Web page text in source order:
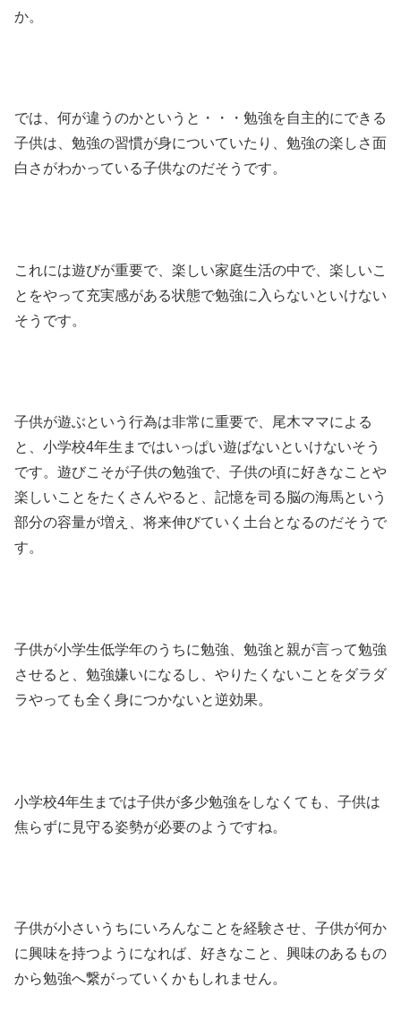
か。
では、何が違うのかというと・・・勉強を自主的にできる
子供は、勉強の習慣が身についていたり、勉強の楽しさ面
白さがわかっている子供なのだそうです。
これには遊びが重要で、楽しい家庭生活の中で、楽しいこ
とをやって充実感がある状態で勉強に入らないといけない
そうです。
子供が遊ぶという行為は非常に重要で、尾木ママによる
と、小学校4年生まではいっぱい遊ばないといけないそう
です。遊びこそが子供の勉強で、子供の頃に好きなことや
楽しいことをたくさんやると、記憶を司る脳の海馬という
部分の容量が増え、将来伸びていく土台となるのだそうで
す。
子供が小学生低学年のうちに勉強、勉強と親が言って勉強
させると、勉強嫌いになるし、やりたくないことをダラダ
ラやっても全く身につかないと逆効果。
小学校4年生までは子供が多少勉強をしなくても、子供は
焦らずに見守る姿勢が必要のようですね。
子供が小さいうちにいろんなことを経験させ、子供が何か
に興味を持つようになれば、好きなこと、興味のあるもの
から勉強へ繋がっていくかもしれません。